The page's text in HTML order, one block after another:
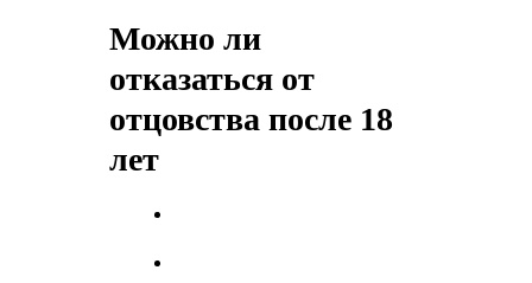
Можно ли
отказаться от
отцовства после 18
лет